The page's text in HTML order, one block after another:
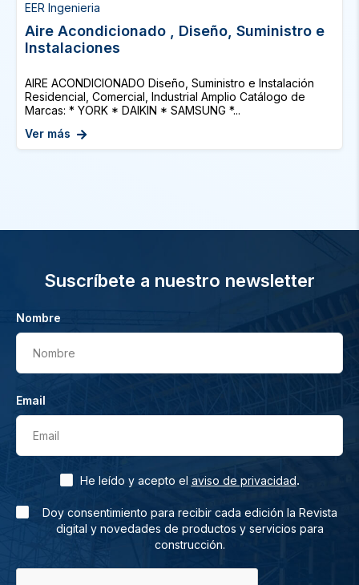
EER Ingenieria
Aire Acondicionado , Diseño, Suministro e
Instalaciones
AIRE ACONDICIONADO Diseño, Suministro e Instalación
Residencial, Comercial, Industrial Amplio Catálogo de
Marcas: * YORK * DAIKIN * SAMSUNG *...
Ver más
Suscríbete a nuestro newsletter
Nombre
Nombre
Email
Email
He leído y acepto el aviso de privacidad.
Doy consentimiento para recibir cada edición la Revista
digital y novedades de productos y servicios para
construcción.